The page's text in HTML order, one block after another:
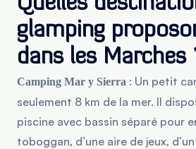
glamping
dans les Marches
Camping Mar y Sierra : Un petit
seulement 8 km de la mer. Il
piscine avec bassin séparé pour
toboggan, d’une aire de jeux,